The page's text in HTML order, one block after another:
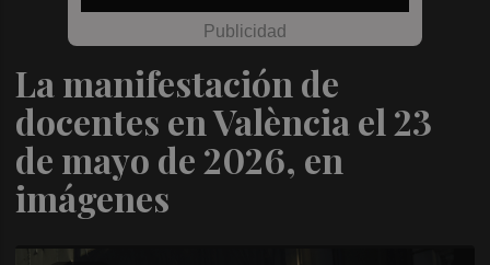
La manifestación de
docentes en València el 23
de mayo de 2026, en
imágenes